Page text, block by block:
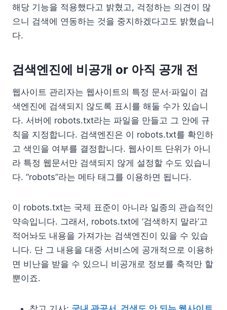
해당 기능을 적용했다고 밝혔고, 걱정하는 의견이 많
으니 검색에 연동하는 것을 중지하겠다고도 밝혔습니
다.
검색엔진에 비공개 or 아직 공개 전
웹사이트 관리자는 웹사이트의 특정 문서·파일이 검
색엔진에 검색되지 않도록 표시를 해둘 수가 있습니
다. 서버에 robots.txt라는 파일을 만들고 그 안에 규
칙을 지정합니다. 검색엔진은 이 robots.txt를 확인하
고 색인을 여부를 결정합니다. 웹사이트 단위가 아니
라 특정 웹문서만 검색되지 않게 설정할 수도 있습니
다. “robots”라는 메타 태그를 이용하면 됩니다.
이 robots.txt는 국제 표준이 아니라 일종의 관습적인
약속입니다. 그래서, robots.txt에 ‘검색하지 말라’고
적어놔도 내용을 가져가는 검색엔진이 있을 수 있습
니다. 단 그 내용을 대중 서비스에 공개적으로 이용하
면 비난을 받을 수 있으니 비공개로 정보를 축적만 할
뿐이죠.